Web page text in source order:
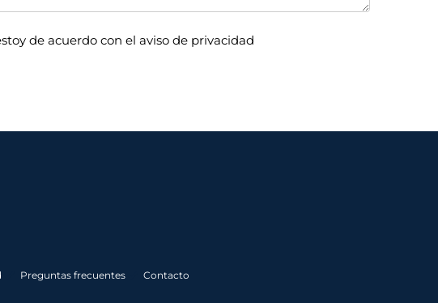
de acuerdo con el aviso de privacidad
Preguntas frecuentes Contacto